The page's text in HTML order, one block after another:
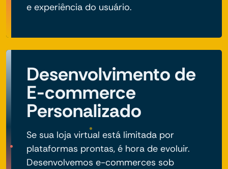
e experiência do usuário.
Desenvolvimento de
E-commerce
Personalizado
Se sua loja virtual está limitada por
plataformas prontas, é hora de evoluir.
Desenvolvemos e-commerces sob